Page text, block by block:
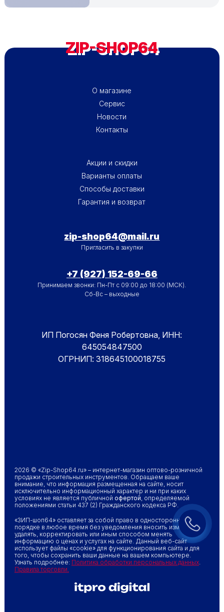
ZIP-SHOP64
О магазине
Сервис
Новости
Контакты
ПОДВАЛ - МЕНЮ 2Акции и скидки
Варианты оплаты
Способы доставки
Гарантия и возврат
zip-shop64@mail.ru
Пригласить в закупки
+7 (927) 152-69-66
Принимаем звонки: Пн-Пт с 09:00 до 18:00 (МСК).
Сб-Вс – выходные
ИП Погосян Феня Робертовна, ИНН:
645054847500
ОГРНИП: 318645100018755
2026 © «Zip-Shop64.ru» – интернет-магазин оптово-розничной
продажи строительных инструментов. Обращаем ваше
внимание, что информация размещенная на сайте, носит
исключительно информационный характер и ни при каких
условиях не является публичной офертой, определяемой
положениями статьи 437 (2) Гражданского кодекса РФ.
«ЗИП-шоп64» оставляет за собой право в одностороннем
порядке в любое время без уведомления вносить изменения,
удалять, корректировать или иным способом менять
информацию о ценах и услугах на сайте. Данный веб-сайт
использует файлы «cookie» для функционирования сайта и для
того, чтобы сохранить ваши данные на вашем компьютере.
Узнать подробнее: Политика обработки персональных данных.
Правила торговли.